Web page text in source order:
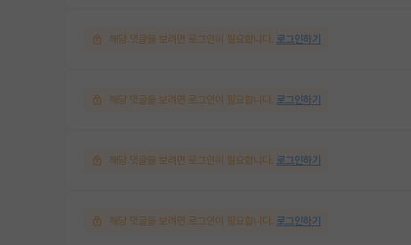
해당 댓글을 보려면 로그인이 필요합니다. 로그인하기
해당 댓글을 보려면 로그인이 필요합니다. 로그인하기
해당 댓글을 보려면 로그인이 필요합니다. 로그인하기
해당 댓글을 보려면 로그인이 필요합니다. 로그인하기